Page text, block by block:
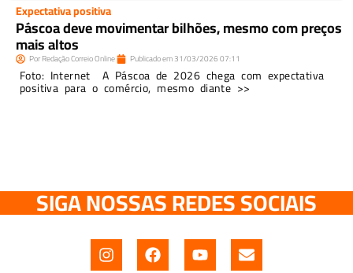
Expectativa positiva
Páscoa deve movimentar bilhões, mesmo com preços
mais altos
PorRedação Correio Online Publicado em31/03/202607:11
Foto: Internet A Páscoa de 2026 chega com expectativa
positiva para o comércio, mesmo diante >>
SIGA NOSSAS REDES SOCIAIS